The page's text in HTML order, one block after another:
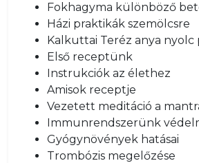
Fokhagyma különböző
Házi praktikák szemölcsre
Kalkuttai Teréz anya nyolc
Első receptünk
Instrukciók az élethez
Amisok receptje
Vezetett meditáció a
Immunrendszerünk
Gyógynövények hatásai
Trombózis megelőzése